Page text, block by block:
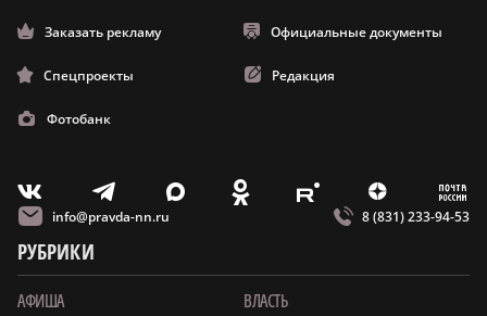
Заказать рекламу Официальные документы
Спецпроекты Редакция
Фотобанк
V T X O E Z m
info@pravda-nn.ru 8 (831) 233-94-53
РУБРИКИ
АФИША
ВЛАСТЬ